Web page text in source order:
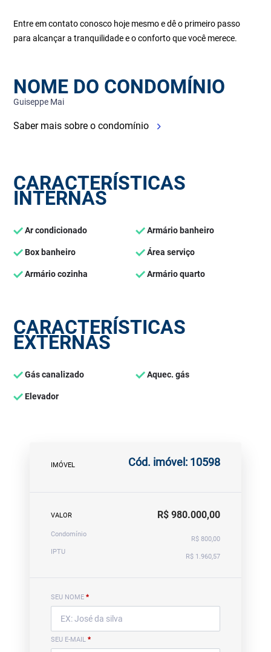
Entre em contato conosco hoje mesmo e dê o primeiro passo
para alcançar a tranquilidade e o conforto que você merece.
NOME DO CONDOMÍNIO
Guiseppe Mai
Saber mais sobre o condomínio
CARACTERÍSTICAS
INTERNAS
Ar condicionado Armário banheiro
Box banheiro Área serviço
Armário cozinha Armário quarto
CARACTERÍSTICAS
EXTERNAS
Gás canalizado Aquec. gás
Elevador
IMÓVEL Cód. imóvel: 10598
VALOR R$ 980.000,00
Condomínio
R$ 800,00
IPTU
R$ 1.960,57
SEU NOME *
SEU E-MAIL *